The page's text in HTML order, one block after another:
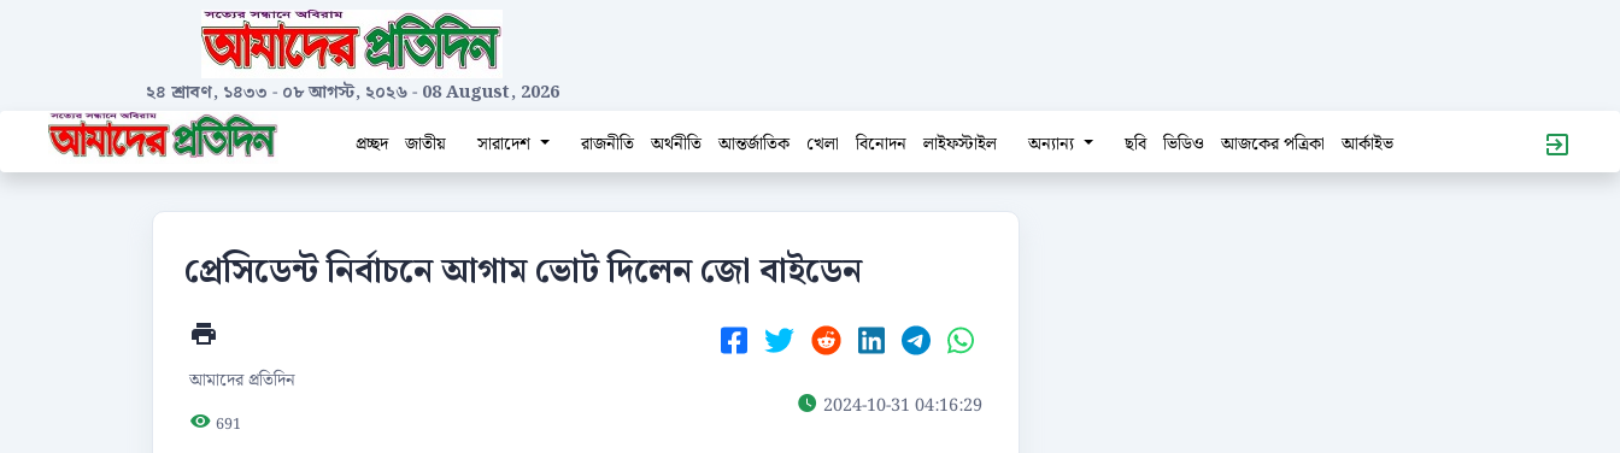
২৪ শ্রাবণ, ১৪৩৩ - ০৮ আগস্ট, ২০২৬- 08 August, 2026
প্রচ্ছদ
জাতীয় সারাদেশ রাজনীতি অর্থনীতি আন্তর্জাতিক খেলা বিনোদন লাইফস্টাইল অন্যান্য ছবি ভিডিও আজকের পত্রিকা আর্কাইভ
প্রেসিডেন্ট নির্বাচনে আগাম ভোট দিলেন জো বাইডেন
আমাদের প্রতিদিন
691
2024-10-31 04:16:29